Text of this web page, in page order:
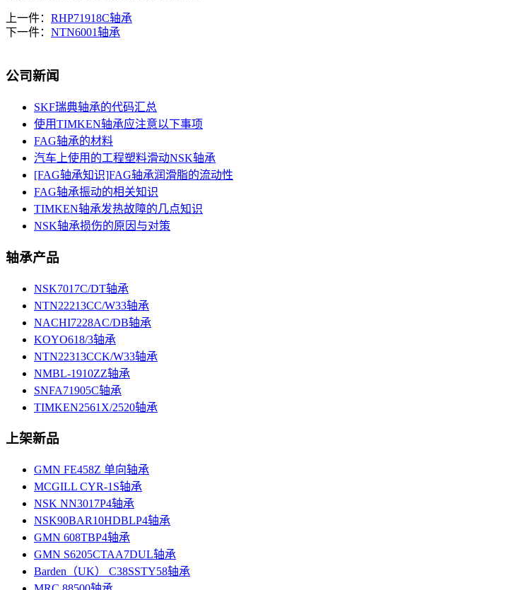
上一件： RHP71918C轴承
下一件： NTN6001轴承
公司新闻
SKF瑞典轴承的代码汇总
使用TIMKEN轴承应注意以下事项
FAG轴承的材料
汽车上使用的工程塑料滑动NSK轴承
[FAG轴承知识]FAG轴承润滑脂的流动性
FAG轴承振动的相关知识
TIMKEN轴承发热故障的几点知识
NSK轴承损伤的原因与对策
轴承产品
NSK7017C/DT轴承
NTN22213CC/W33轴承
NACHI7228AC/DB轴承
KOYO618/3轴承
NTN22313CCK/W33轴承
NMBL-1910ZZ轴承
SNFA71905C轴承
TIMKEN2561X/2520轴承
上架新品
GMN FE458Z 单向轴承
MCGILL CYR-1S轴承
NSK NN3017P4轴承
NSK90BAR10HDBLP4轴承
GMN 608TBP4轴承
GMN S6205CTAA7DUL轴承
Barden（UK） C38SSTY58轴承